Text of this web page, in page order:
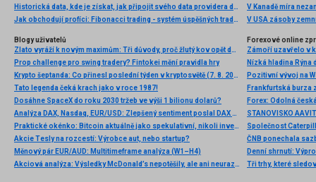
Historická data, kde je získat, jak připojit svého data providera do MultiCharts a proč je budeme potřebovat? (4. díl)
Jak obchodují profíci: Fibonacci trading - systém úspěšných traderů
V Kanadě míra
V USA zásoby
Blogy uživatelů
Zlato vyráží k novým maximům: Tři důvody, proč žlutý kov opět dominuje
Prop challenge pro swing tradery? Fintokei mění pravidla hry
Krypto šeptanda: Co přinesl poslední týden v kryptosvětě (7. 8. 2026)
Tato legenda čeká krach jako v roce 1987!
Dosáhne SpaceX do roku 2030 tržeb ve výši 1 bilionu dolarů?
Analýza DAX, Nasdaq, EUR/USD: Zlepšený sentiment poslal DAX na nová maxima
Praktické okénko: Bitcoin aktuálně jako spekulativní, nikoli investiční aktivum
Akcie Tesly na rozcestí: Výrobce aut, nebo startup?
Měnový pár EUR/AUD: Multitimeframe analýza (W1–H4)
Akciová analýza: Výsledky McDonald’s nepotěšily, ale ani neurazily. Jakou vizi společnost prezentovala?
Forexové online
Nízká hladina
Pozitivní vývoj na
Frankfurtská burza
Denní shrnutí:
Tři trhy, které